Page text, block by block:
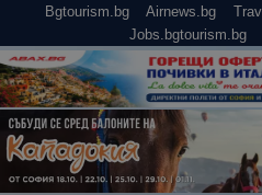
Bgtourism.bg Airnews.bg
Jobs.bgtourism.bg